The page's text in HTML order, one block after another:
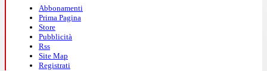
Abbonamenti
Prima Pagina
Store
Pubblicità
Rss
Site Map
Registrati